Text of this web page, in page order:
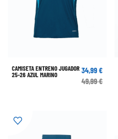
CAMISETA ENTRENO JUGADOR
25-26 AZUL MARINO
34,99 €
49,99 €